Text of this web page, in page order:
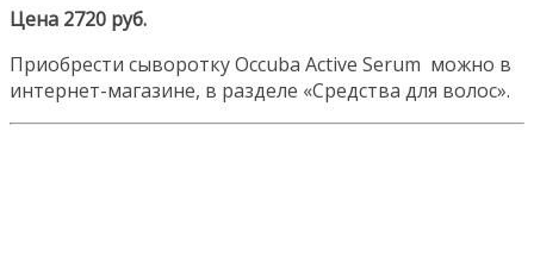
Цена 2720 руб.
Приобрести сыворотку Occuba Active Serum можно в
интернет-магазине, в разделе «Средства для волос».